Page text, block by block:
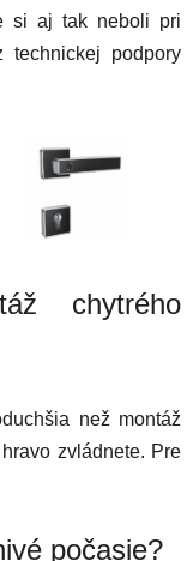
si aj tak neboli pri
podpory
chytrého
než montáž
zvládnete. Pre
počasie?